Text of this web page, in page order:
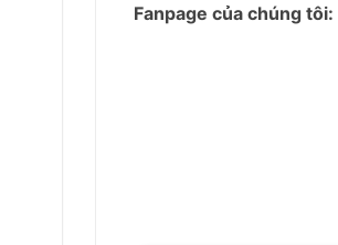
Fanpage của chúng tôi: